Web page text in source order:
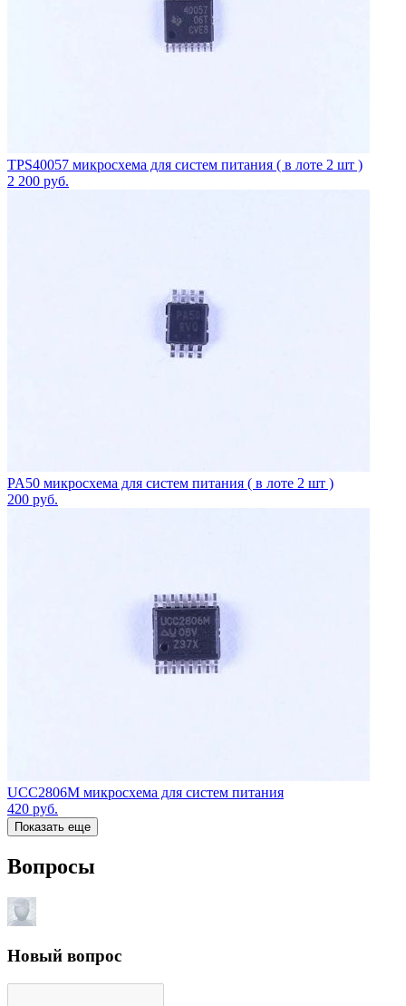
TPS40057 микросхема для систем питания ( в лоте 2 шт )
2 200 руб.
PA50 микросхема для систем питания ( в лоте 2 шт )
200 руб.
UCC2806M микросхема для систем питания
420 руб.
Показать еще
Вопросы
Новый вопрос